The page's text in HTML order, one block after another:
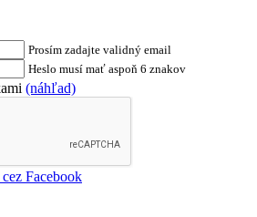
Prosím zadajte validný email
Heslo musí mať aspoň 6 znakov
(náhľad)
Facebook